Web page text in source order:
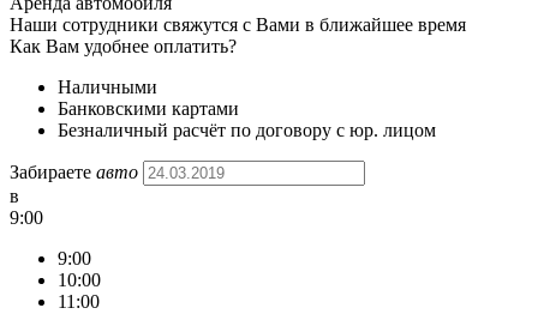
Наши сотрудники свяжутся с Вами в ближайшее время
Как Вам удобнее оплатить?
Наличными
Банковскими картами
Безналичный расчёт по договору с юр. лицом
Забираете авто
в
9:00
9:00
10:00
11:00